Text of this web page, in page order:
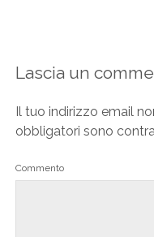
Lascia un
Il tuo indirizzo email
obbligatori sono
Commento